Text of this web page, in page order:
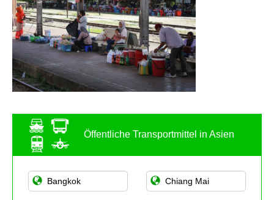
Öffentliche Transportmittel in Asien